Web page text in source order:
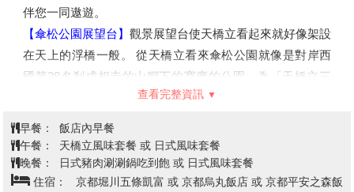
伴您一同遨遊。
【傘松公園展望台】 觀景展望台使天橋立看起來就好像架設
在天上的浮橋一般。 從天橋立看來傘松公園就像是對岸西
國第28名剎成相寺的山腳下的寬廣的公園。為「天橋立三
大奇觀」之一，「胯下觀景」名勝很有名，園內也設立了胯
點，站在著名的「胯間展望台」上，彎下腰由兩腿之間看出
去，讓天幕與海面顛倒過來，天橋立彷彿是一條在空中騰雲
駕霧的飛龍，又像是一座從天而降的一字橋，您可以讓想像
查看完整資訊
早餐：
飯店內早餐
午餐：
天橋立風味套餐 或 日式風味套餐
晚餐：
日式豬肉涮涮鍋吃到飽 或 日式風味套餐
住宿：
京都堀川五條凱富 或 京都烏丸飯店 或 京都平安之森飯